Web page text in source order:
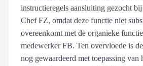
instructieregels aansluiting gezocht
Chef FZ, omdat deze functie niet
overeenkomt met de organieke
medewerker FB. Ten overvloede is
nog gewaardeerd met toepassing van